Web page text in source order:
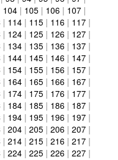
104 | 105 | 106 | 107 |
| 114 | 115 | 116 | 117 |
| 124 | 125 | 126 | 127 |
| 134 | 135 | 136 | 137 |
| 144 | 145 | 146 | 147 |
| 154 | 155 | 156 | 157 |
| 164 | 165 | 166 | 167 |
| 174 | 175 | 176 | 177 |
| 184 | 185 | 186 | 187 |
| 194 | 195 | 196 | 197 |
| 204 | 205 | 206 | 207 |
| 214 | 215 | 216 | 217 |
| 224 | 225 | 226 | 227 |